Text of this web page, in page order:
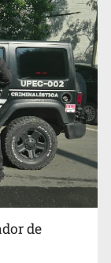
arzobispo
de